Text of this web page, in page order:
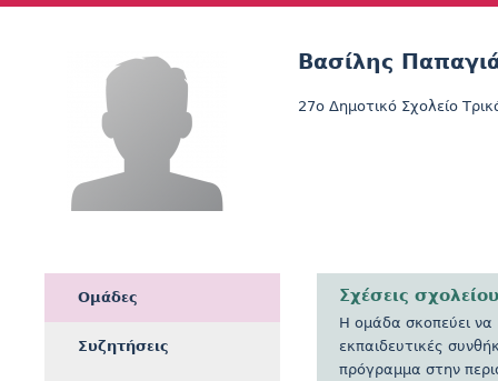
Βασίλης
27ο Δημοτικό Σχολείο
Ομάδες
Συζητήσεις
Σχέσεις
Η ομάδα σκοπεύει να
εκπαιδευτικές
πρόγραμμα στην